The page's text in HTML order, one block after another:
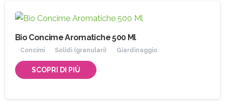
Bio Concime Aromatiche 500 Ml
Concimi Solidi (granulari) Giardinaggio
SCOPRI DI PIÙ
Iscriviti allaNewsletter